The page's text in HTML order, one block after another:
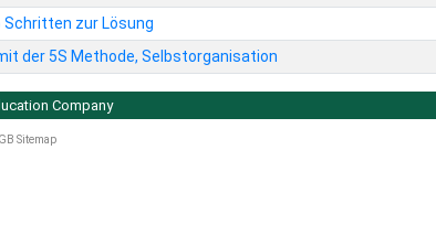
Schritten zur Lösung
der 5S Methode, Selbstorganisation
Company
Sitemap